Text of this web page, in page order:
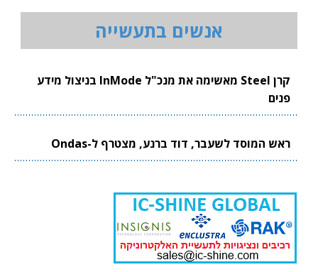
אנשים בתעשייה
קרן Steel מאשימה את מנכ"ל InMode בניצול מידע
פנים
ראש המוסד לשעבר, דוד ברנע, מצטרף ל-Ondas